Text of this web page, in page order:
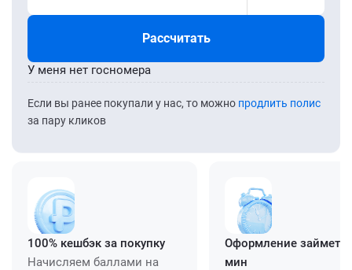
Рассчитать
Если вы ранее покупали у нас, то можно продлить полис
за пару кликов
У меня нет госномера
100% кешбэк за покупку
Начисляем баллами на
Оформление займет
мин